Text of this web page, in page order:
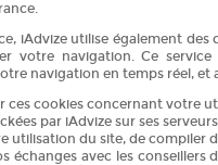
iAdvize utilise également
votre navigation. Ce
navigation en temps réel,
ces cookies concernant votre
par iAdvize sur ses
utilisation du site, de compiler
échanges avec les